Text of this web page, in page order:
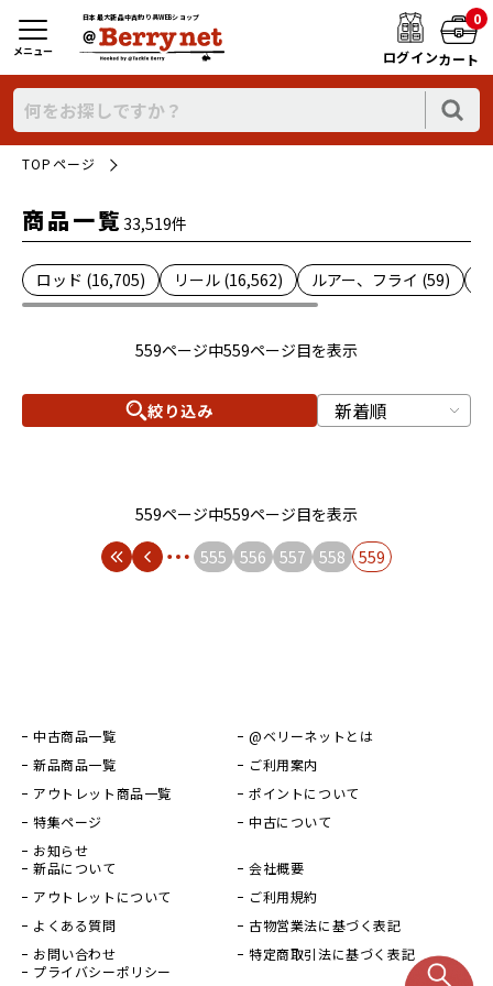
日本最大新品中古釣り具WEBショップ
ログイン
0
カート
メニュー
TOPページ
商品一覧 33,519件
ロッド (16,705) リール (16,562) ルアー、フライ (59)
559ページ中559ページ目を表示
絞り込み
559ページ中559ページ目を表示
555
556 557 558 559
中古商品一覧
新品商品一覧
アウトレット商品一覧
特集ページ
お知らせ
@ベリーネットとは
ご利用案内
ポイントについて
中古について
新品について
アウトレットについて
よくある質問
お問い合わせ
会社概要
ご利用規約
古物営業法に基づく表記
特定商取引法に基づく表記
プライバシーポリシー